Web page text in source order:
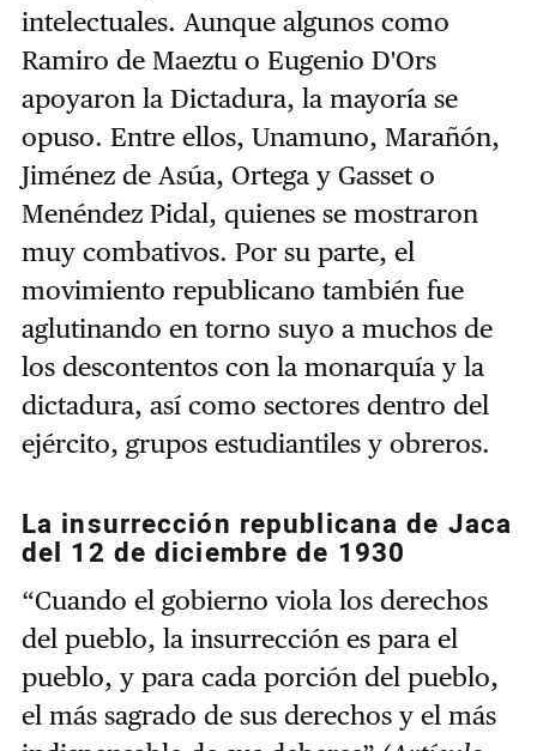
intelectuales. Aunque algunos como
Ramiro de Maeztu o Eugenio D'Ors
apoyaron la Dictadura, la mayoría se
opuso. Entre ellos, Unamuno, Marañón,
Jiménez de Asúa, Ortega y Gasset o
Menéndez Pidal, quienes se mostraron
muy combativos. Por su parte, el
movimiento republicano también fue
aglutinando en torno suyo a muchos de
los descontentos con la monarquía y la
dictadura, así como sectores dentro del
ejército, grupos estudiantiles y obreros.
La insurrección republicana de Jaca
del 12 de diciembre de 1930
“Cuando el gobierno viola los derechos
del pueblo, la insurrección es para el
pueblo, y para cada porción del pueblo,
el más sagrado de sus derechos y el más